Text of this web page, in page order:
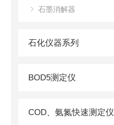
石墨消解器
石化仪器系列
BOD5测定仪
COD、氨氮快速测定仪